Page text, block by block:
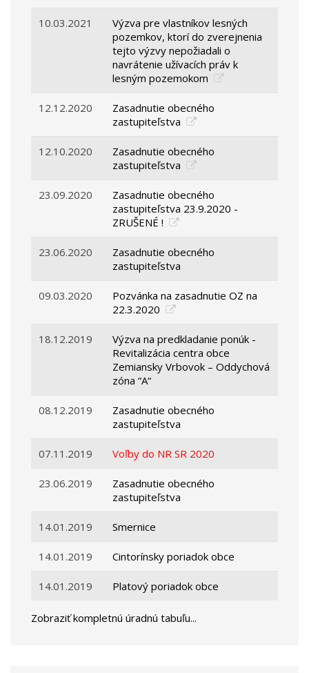
10.03.2021
Výzva pre vlastníkov lesných
pozemkov, ktorí do zverejnenia
tejto výzvy nepožiadali o
navrátenie užívacích práv k
lesným pozemokom
12.12.2020
Zasadnutie obecného
zastupiteľstva
12.10.2020
Zasadnutie obecného
zastupiteľstva
23.09.2020
Zasadnutie obecného
zastupiteľstva 23.9.2020 -
ZRUŠENÉ !
23.06.2020
Zasadnutie obecného
zastupiteľstva
09.03.2020
Pozvánka na zasadnutie OZ na
22.3.2020
18.12.2019
Výzva na predkladanie ponúk -
Revitalizácia centra obce
Zemiansky Vrbovok – Oddychová
zóna “A“
08.12.2019
Zasadnutie obecného
zastupiteľstva
07.11.2019 Voľby do NR SR 2020
23.06.2019
Zasadnutie obecného
zastupiteľstva
14.01.2019 Smernice
14.01.2019 Cintorínsky poriadok obce
14.01.2019 Platový poriadok obce
Zobraziť kompletnú úradnú tabuľu...